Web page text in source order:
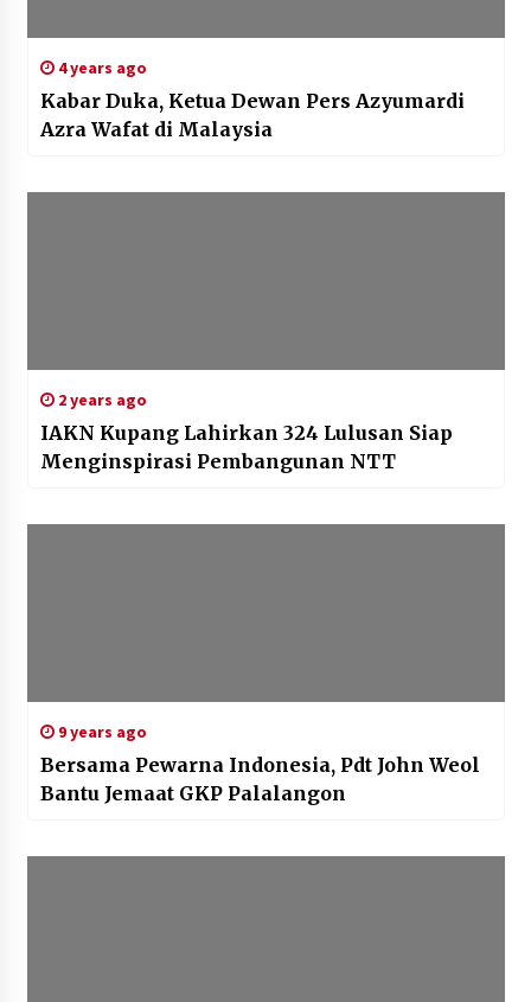
4 years ago
Kabar Duka, Ketua Dewan Pers Azyumardi
Azra Wafat di Malaysia
2 years ago
IAKN Kupang Lahirkan 324 Lulusan Siap
9 years ago
Bersama Pewarna Indonesia, Pdt John Weol
Bantu Jemaat GKP Palalangon